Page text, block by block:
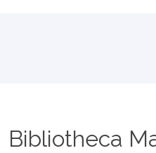
Bibliotheca